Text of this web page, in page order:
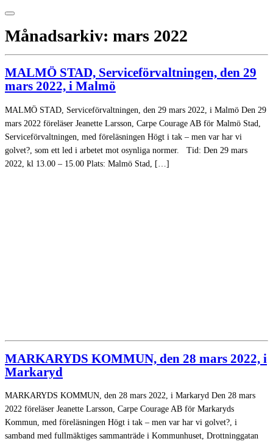
Månadsarkiv: mars 2022
MALMÖ STAD, Serviceförvaltningen, den 29
mars 2022, i Malmö
MALMÖ STAD, Serviceförvaltningen, den 29 mars 2022, i Malmö Den 29
mars 2022 föreläser Jeanette Larsson, Carpe Courage AB för Malmö Stad,
Serviceförvaltningen, med föreläsningen Högt i tak – men var har vi
golvet?, som ett led i arbetet mot osynliga normer. Tid: Den 29 mars
2022, kl 13.00 – 15.00 Plats: Malmö Stad, […]
MARKARYDS KOMMUN, den 28 mars 2022, i
Markaryd
MARKARYDS KOMMUN, den 28 mars 2022, i Markaryd Den 28 mars
2022 föreläser Jeanette Larsson, Carpe Courage AB för Markaryds
Kommun, med föreläsningen Högt i tak – men var har vi golvet?, i
samband med fullmäktiges sammanträde i Kommunhuset, Drottninggatan